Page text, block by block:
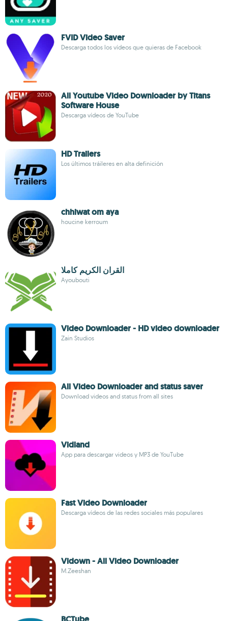
FVID Video Saver
Descarga todos los vídeos que quieras de Facebook
All Youtube Video Downloader by Titans
Software House
Descarga vídeos de YouTube
HD Trailers
Los últimos tráileres en alta definición
chhiwat om aya
houcine kerroum
القران الكريم كاملا
Ayoubouti
Video Downloader - HD video downloader
Zain Studios
All Video Downloader and status saver
Download videos and status from all sites
Vidland
App para descargar videos y MP3 de YouTube
Fast Video Downloader
Descarga vídeos de las redes sociales más populares
Vidown - All Video Downloader
M.Zeeshan